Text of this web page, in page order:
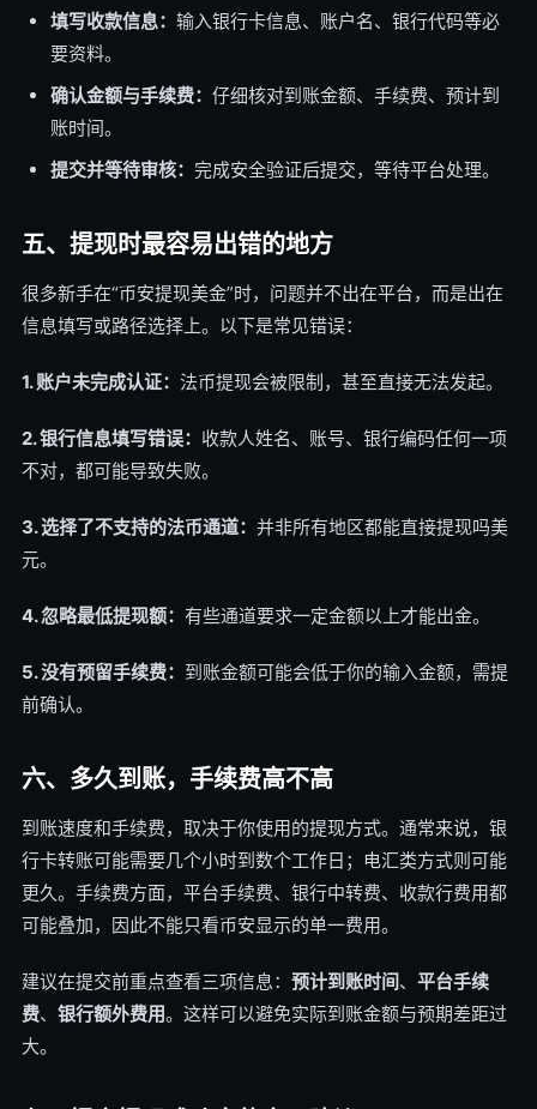
填写收款信息： 输入银行卡信息、账户名、银行代码等必
要资料。
确认金额与手续费： 仔细核对到账金额、手续费、预计到
账时间。
提交并等待审核： 完成安全验证后提交，等待平台处理。
五、提现时最容易出错的地方
很多新手在“币安提现美金”时，问题并不出在平台，而是出在
信息填写或路径选择上。以下是常见错误：
1. 账户未完成认证： 法币提现会被限制，甚至直接无法发起。
2. 银行信息填写错误： 收款人姓名、账号、银行编码任何一项
不对，都可能导致失败。
3. 选择了不支持的法币通道： 并非所有地区都能直接提现吗美
元。
4. 忽略最低提现额： 有些通道要求一定金额以上才能出金。
5. 没有预留手续费： 到账金额可能会低于你的输入金额，需提
前确认。
六、多久到账，手续费高不高
到账速度和手续费，取决于你使用的提现方式。通常来说，银
行卡转账可能需要几个小时到数个工作日；电汇类方式则可能
更久。手续费方面，平台手续费、银行中转费、收款行费用都
可能叠加，因此不能只看币安显示的单一费用。
建议在提交前重点查看三项信息： 预计到账时间、 平台手续
费、 银行额外费用。这样可以避免实际到账金额与预期差距过
大。